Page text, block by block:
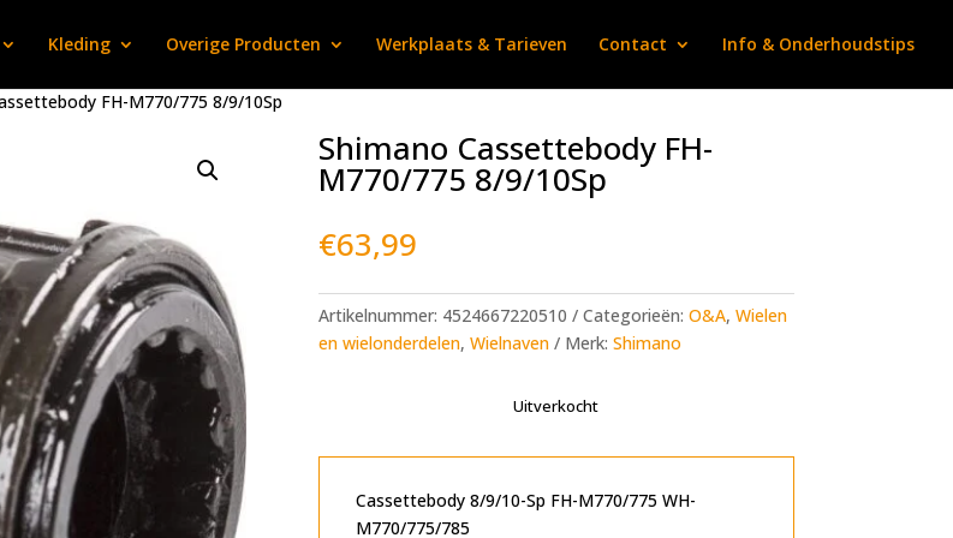
Kleding Overige Producten Werkplaats & Tarieven Contact Info & Onderhoudstips
FH-M770/775 8/9/10Sp
Shimano Cassettebody FH-
M770/775 8/9/10Sp
€63,99
Artikelnummer: 4524667220510 Categorieën: O&A, Wielen
en wielonderdelen, Wielnaven Merk: Shimano
Uitverkocht
Cassettebody 8/9/10-Sp FH-M770/775 WH-
M770/775/785